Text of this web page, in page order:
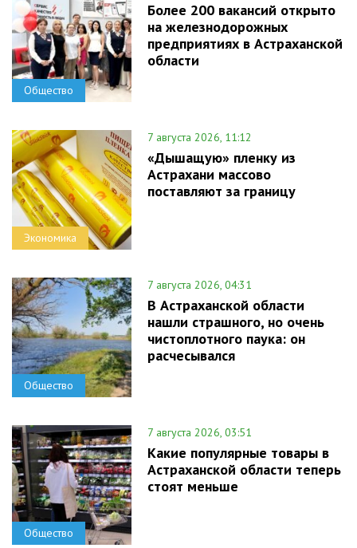
Общество
Более 200 вакансий открыто
на железнодорожных
предприятиях в Астраханской
области
Экономика
7 августа 2026, 11:12
«Дышащую» пленку из
Астрахани массово
поставляют за границу
Общество
7 августа 2026, 04:31
В Астраханской области
нашли страшного, но очень
чистоплотного паука: он
расчесывался
Общество
7 августа 2026, 03:51
Какие популярные товары в
Астраханской области теперь
стоят меньше